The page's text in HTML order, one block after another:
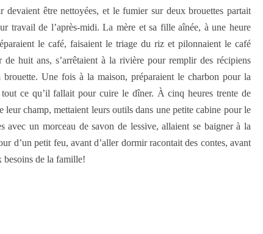
devaient être nettoyées, et le fumier sur deux brouettes partait
travail de l’après-midi. La mère et sa fille aînée, à une heure
le café, faisaient le triage du riz et pilonnaient le café
huit ans, s’arrêtaient à la rivière pour remplir des récipiens
brouette. Une fois à la maison, préparaient le charbon pour la
ce qu’il fallait pour cuire le dîner. À cinq heures trente de
leur champ, mettaient leurs outils dans une petite cabine pour le
avec un morceau de savon de lessive, allaient se baigner à la
d’un petit feu, avant d’aller dormir racontait des contes, avant
besoins de la famille!